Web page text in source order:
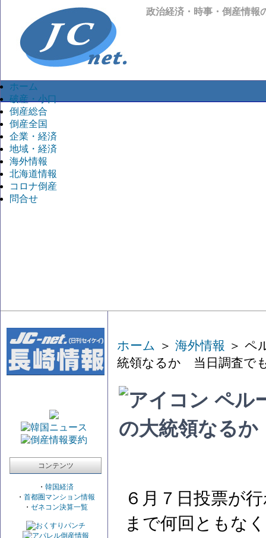
政治経済・時事・倒産情報
ホーム
破産・小口
倒産総合
倒産全国
企業・経済
地域・経済
海外情報
北海道情報
コロナ倒産
問合せ
コンテンツ
・ 韓国経済
・ 首都圏マンション情報
・ ゼネコン決算一覧
ホーム ＞ 海外情報 ＞ ペ
統領なるか 当日調査
ペル
の大統領なる
６月７日投票が
まで何回ともな